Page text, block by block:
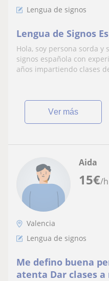
Lengua de signos
Lengua de Signos
Hola, soy persona sorda y
signos española con
años impartiendo clases
ver más
15€/h
Aida
Valencia
Lengua de signos
Me defino buena
atenta Dar clases